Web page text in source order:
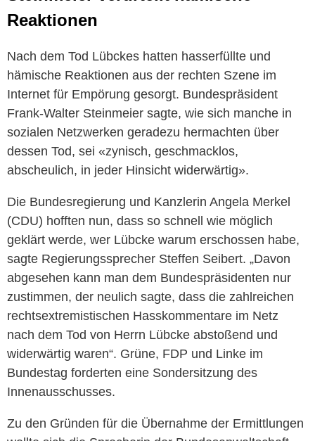
Reaktionen
Nach dem Tod Lübckes hatten hasserfüllte und
hämische Reaktionen aus der rechten Szene im
Internet für Empörung gesorgt. Bundespräsident
Frank-Walter Steinmeier sagte, wie sich manche in
sozialen Netzwerken geradezu hermachten über
dessen Tod, sei «zynisch, geschmacklos,
abscheulich, in jeder Hinsicht widerwärtig».
Die Bundesregierung und Kanzlerin Angela Merkel
(CDU) hofften nun, dass so schnell wie möglich
geklärt werde, wer Lübcke warum erschossen habe,
sagte Regierungssprecher Steffen Seibert. „Davon
abgesehen kann man dem Bundespräsidenten nur
zustimmen, der neulich sagte, dass die zahlreichen
rechtsextremistischen Hasskommentare im Netz
nach dem Tod von Herrn Lübcke abstoßend und
widerwärtig waren“. Grüne, FDP und Linke im
Bundestag forderten eine Sondersitzung des
Innenausschusses.
Zu den Gründen für die Übernahme der Ermittlungen